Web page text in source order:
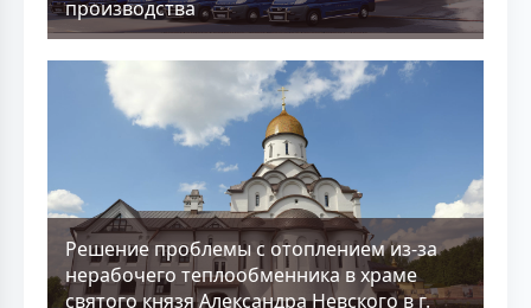
производства
Решение проблемы с отоплением из-за
нерабочего теплообменника в храме
святого князя Александра Невского в г.